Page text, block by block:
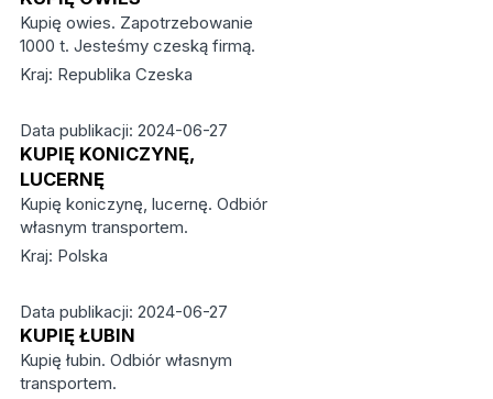
Kupię owies. Zapotrzebowanie
1000 t. Jesteśmy czeską firmą.
Kraj: Republika Czeska
Data publikacji: 2024-06-27
KUPIĘ KONICZYNĘ,
LUCERNĘ
Kupię koniczynę, lucernę. Odbiór
własnym transportem.
Kraj: Polska
Data publikacji: 2024-06-27
KUPIĘ ŁUBIN
Kupię łubin. Odbiór własnym
transportem.